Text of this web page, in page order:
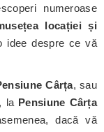
numeroase
locației și
idee despre ce vă
Cârța, sau
, la Pensiune Cârța
dacă vă